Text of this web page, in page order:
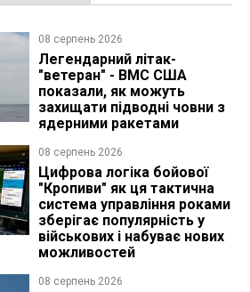
08 серпень 2026
Легендарний літак-
"ветеран" - ВМС США
показали, як можуть
захищати підводні човни з
ядерними ракетами
08 серпень 2026
Цифрова логіка бойової
"Кропиви" як ця тактична
система управління роками
зберігає популярність у
військових і набуває нових
можливостей
08 серпень 2026